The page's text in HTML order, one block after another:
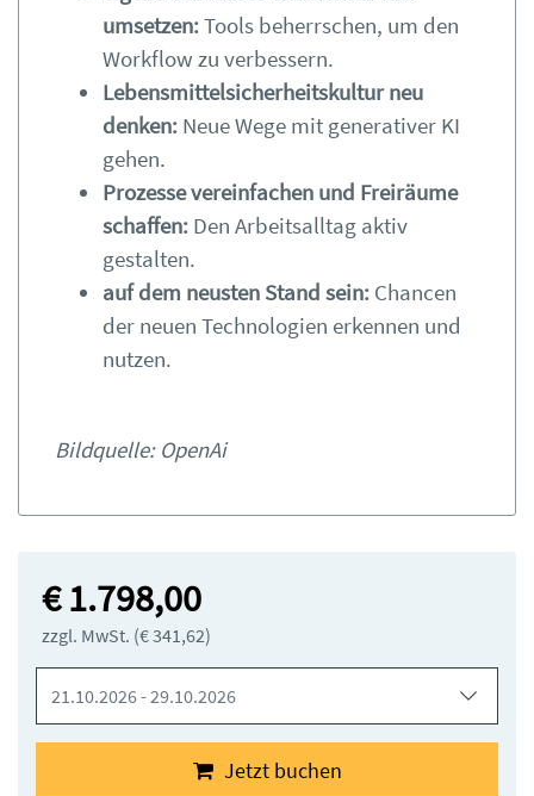
umsetzen:Tools beherrschen, um den
Workflow zu verbessern.
Lebensmittelsicherheitskultur neu
denken: Neue Wege mit generativer KI
gehen.
Prozesse vereinfachen und Freiräume
schaffen: Den Arbeitsalltag aktiv
gestalten.
auf dem neusten Stand sein: Chancen
der neuen Technologien erkennen und
nutzen.
Bildquelle: OpenAi
€ 1.798,00
zzgl. MwSt. (€ 341,62)
Jetzt buchen